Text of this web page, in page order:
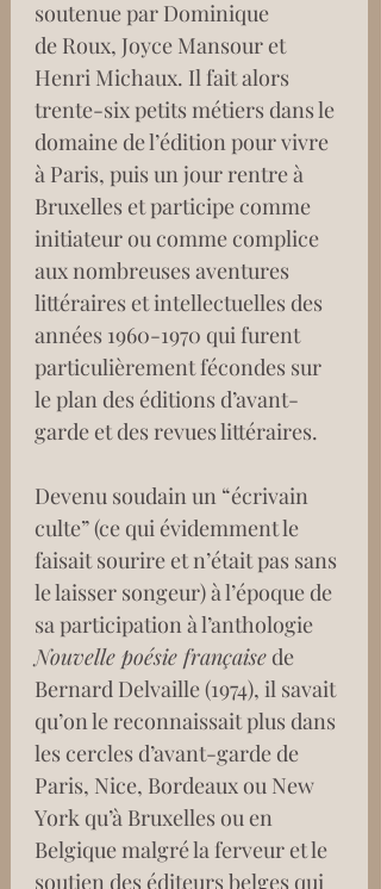
soutenue par Dominique
de Roux, Joyce Mansour et
Henri Michaux. Il fait alors
trente-six petits métiers dans le
domaine de l’édition pour vivre
à Paris, puis un jour rentre à
Bruxelles et participe comme
initiateur ou comme complice
aux nombreuses aventures
littéraires et intellectuelles des
années 1960-1970 qui furent
particulièrement fécondes sur
le plan des éditions d’avant-
garde et des revues littéraires.
Devenu soudain un “écrivain
culte” (ce qui évidemment le
faisait sourire et n’était pas sans
le laisser songeur) à l’époque de
sa participation à l’anthologie
Nouvelle poésie française de
Bernard Delvaille (1974), il savait
qu’on le reconnaissait plus dans
les cercles d’avant-garde de
Paris, Nice, Bordeaux ou New
York qu’à Bruxelles ou en
Belgique malgré la ferveur et le
soutien des éditeurs belges qui